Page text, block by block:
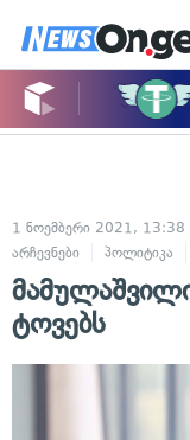
1 ნოემბერი 2021, 13:38
არჩევნები
პოლიტიკა
ტოვებს